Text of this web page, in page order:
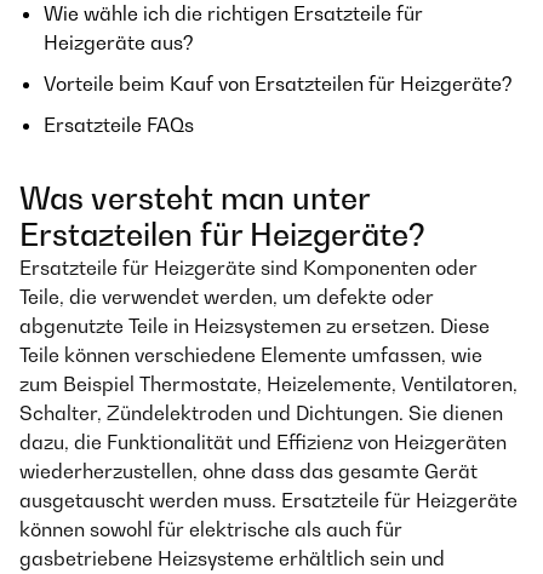
Wie wähle ich die richtigen Ersatzteile für
Heizgeräte aus?
Vorteile beim Kauf von Ersatzteilen für Heizgeräte?
Ersatzteile FAQs
Was versteht man unter
Erstazteilen für Heizgeräte?
Ersatzteile für Heizgeräte sind Komponenten oder
Teile, die verwendet werden, um defekte oder
abgenutzte Teile in Heizsystemen zu ersetzen. Diese
Teile können verschiedene Elemente umfassen, wie
zum Beispiel Thermostate, Heizelemente, Ventilatoren,
Schalter, Zündelektroden und Dichtungen. Sie dienen
dazu, die Funktionalität und Effizienz von Heizgeräten
wiederherzustellen, ohne dass das gesamte Gerät
ausgetauscht werden muss. Ersatzteile für Heizgeräte
können sowohl für elektrische als auch für
gasbetriebene Heizsysteme erhältlich sein und